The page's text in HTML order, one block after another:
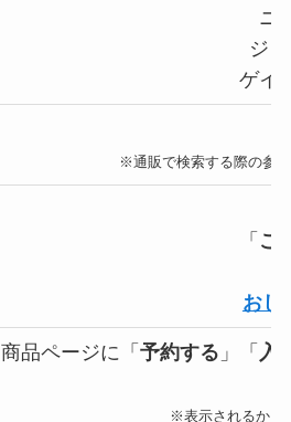
ニ
ジ
ゲイ
※通販で検索する際の参
「 こ
おし
商品ページに「予約する 」「 入
※表示されるかど